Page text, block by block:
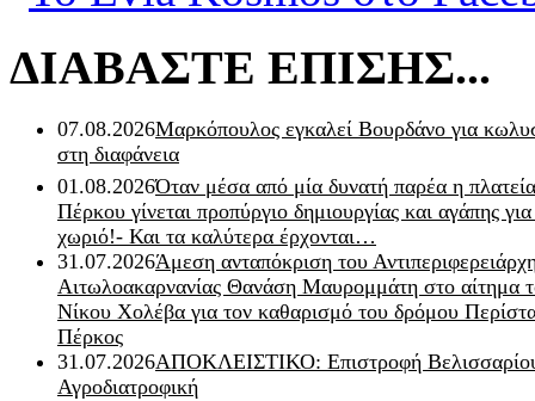
ΔΙΑΒΑΣΤΕ ΕΠΙΣΗΣ...
07.08.2026Μαρκόπουλος εγκαλεί Βουρδάνο για
στη διαφάνεια
01.08.2026Όταν μέσα από μία δυνατή παρέα η
Πέρκου γίνεται προπύργιο δημιουργίας και αγάπης
χωριό!- Και τα καλύτερα έρχονται…
31.07.2026Άμεση ανταπόκριση του
Αιτωλοακαρνανίας Θανάση Μαυρομμάτη στο αίτημα
Νίκου Χολέβα για τον καθαρισμό του δρόμου
Πέρκος
31.07.2026ΑΠΟΚΛΕΙΣΤΙΚΟ: Επιστροφή
Αγροδιατροφική